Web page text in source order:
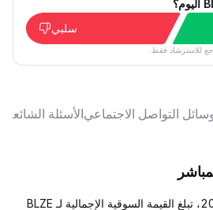
سلبي
للاسترشاد فقط.
التواصل الاجتماعيالأسئلة الشائعة
اعتبارًا من 10 أغسطس 2026، تبلغ القيمة السوقية الإجمالية لـ BLZE